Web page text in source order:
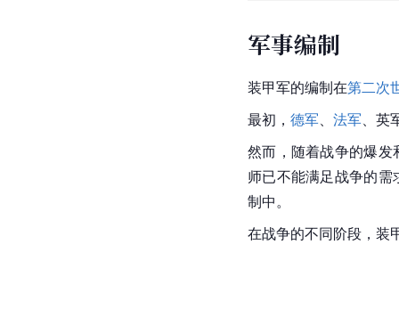
军事编制
装甲军的编制在第二次
最初， 德军 法军 、
然而，随着战争的爆发
师已不能满足战争的
制中。
在战争的不同阶段，装